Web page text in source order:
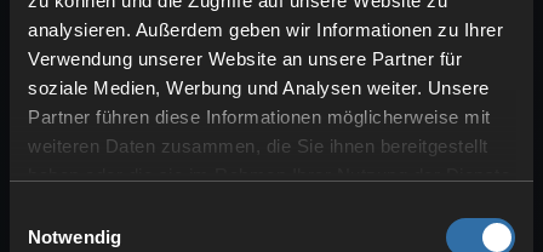
analysieren. Außerdem geben wir Informationen zu Ihrer
Verwendung unserer Website an unsere Partner für
soziale Medien, Werbung und Analysen weiter. Unsere
Partner führen diese Informationen möglicherweise mit
weiteren Daten zusammen, die Sie ihnen bereitgestellt
Notwendig
Diese beiden Werkbanken sind dafür
gedacht, deine Welt im Allgemeinen
Blöcke umwandeln